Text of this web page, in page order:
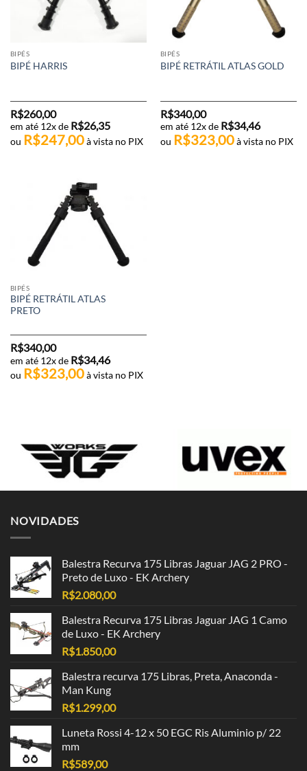
BIPÉS
BIPÉ HARRIS
R$260,00
em até 12x de R$26,35
ou R$247,00 à vista no PIX
BIPÉS
BIPÉ RETRÁTIL ATLAS GOLD
R$340,00
em até 12x de R$34,46
ou R$323,00 à vista no PIX
BIPÉS
BIPÉ RETRÁTIL ATLAS
PRETO
R$340,00
em até 12x de R$34,46
ou R$323,00 à vista no PIX
NOVIDADES
Balestra Recurva 175 Libras Jaguar JAG 2 PRO -
Preto de Luxo - EK Archery
R$2.080,00
Balestra Recurva 175 Libras Jaguar JAG 1 Camo
de Luxo - EK Archery
R$1.850,00
Balestra recurva 175 Libras, Preta, Anaconda -
Man Kung
R$1.299,00
Luneta Rossi 4-12 x 50 EGC Ris Aluminio p/ 22
mm
R$589,00